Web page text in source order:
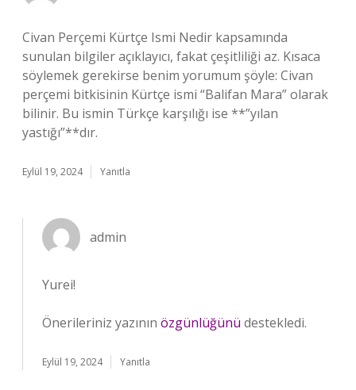
Civan Perçemi Kürtçe Ismi Nedir kapsamında
sunulan bilgiler açıklayıcı, fakat çeşitliliği az. Kısaca
söylemek gerekirse benim yorumum şöyle: Civan
perçemi bitkisinin Kürtçe ismi “Balifan Mara” olarak
bilinir. Bu ismin Türkçe karşılığı ise **”yılan
yastığı”**dır.
Eylül 19, 2024 Yanıtla
admin
Yurei!
Önerileriniz yazının özgünlüğünü destekledi.
Eylül 19, 2024 Yanıtla